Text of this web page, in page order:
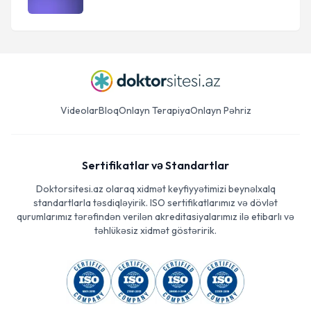
VideolarBloqOnlayn TerapiyaOnlayn Pəhriz
Sertifikatlar və Standartlar
Doktorsitesi.az olaraq xidmət keyfiyyətimizi beynəlxalq
standartlarla təsdiqləyirik. ISO sertifikatlarımız və dövlət
qurumlarımız tərəfindən verilən akreditasiyalarımız ilə etibarlı və
təhlükəsiz xidmət göstəririk.